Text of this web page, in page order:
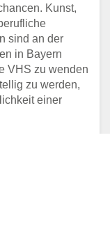
Kunst,
sind an der
in Bayern
VHS zu wenden
zu werden,
einer